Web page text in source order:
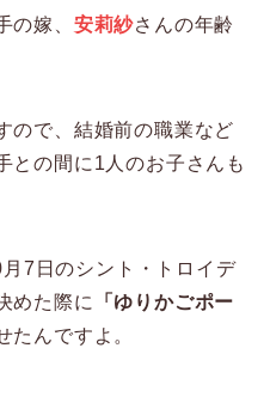
の嫁、 安莉紗さんの年齢
ので、結婚前の職業など
との間に1人のお子さんも
7日のシント・トロイデ
めた際に
「ゆりかごポー
たんですよ。